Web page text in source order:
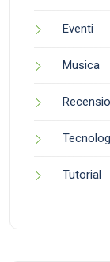
Eventi
Musica
Tutorial